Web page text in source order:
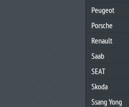
Peugeot
Porsche
Renault
Saab
SEAT
Skoda
Ssang Yong